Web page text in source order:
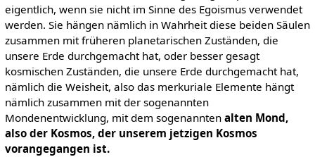
eigentlich, wenn sie nicht im Sinne des Egoismus verwendet
werden. Sie hängen nämlich in Wahrheit diese beiden Säulen
zusammen mit früheren planetarischen Zuständen, die
unsere Erde durchgemacht hat, oder besser gesagt
kosmischen Zuständen, die unsere Erde durchgemacht hat,
nämlich die Weisheit, also das merkuriale Elemente hängt
nämlich zusammen mit der sogenannten
Mondenentwicklung, mit dem sogenannten alten Mond,
also der Kosmos, der unserem jetzigen Kosmos
vorangegangen ist.